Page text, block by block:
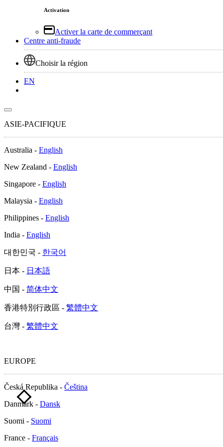
Activation
Activer la carte de commerçant
Centre anti-fraude
Choisir la région
EN
ASIE-PACIFIQUE
Australia - English
New Zealand - English
Singapore - English
Malaysia - English
Philippines - English
India - English
대한민국 - 한국어
日本 - 日本語
中国 - 简体中文
香港特別行政區 - 繁體中文
台灣 - 繁體中文
EUROPE
Česká Republika - Čeština
Danmark - Dansk
Suomi - Suomi
France - Français